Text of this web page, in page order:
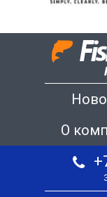
О